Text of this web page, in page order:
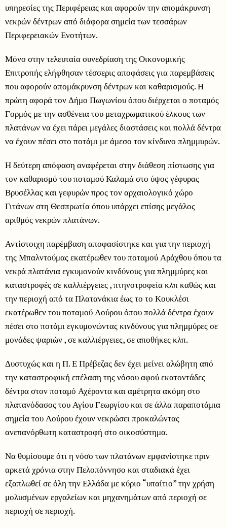
υπηρεσίες της Περιφέρειας και αφορούν την απομάκρυνση
νεκρών δέντρων από διάφορα σημεία των τεσσάρων
Περιφερειακών Ενοτήτων.
Μόνο στην τελευταία συνεδρίαση της Οικονομικής
Επιτροπής ελήφθησαν τέσσερις αποφάσεις για παρεμβάσεις
που αφορούν απομάκρυνση δέντρων και καθαρισμούς. Η
πρώτη αφορά τον Δήμο Πωγωνίου όπου διέρχεται ο ποταμός
Γορμός με την ασθένεια του μεταχρωματικού έλκους των
πλατάνων να έχει πάρει μεγάλες διαστάσεις και πολλά δέντρα
να έχουν πέσει στο ποτάμι με άμεσο τον κίνδυνο πλημμυρών.
Η δεύτερη απόφαση αναφέρεται στην διάθεση πίστωσης για
τον καθαρισμό του ποταμού Καλαμά στο ύψος γέφυρας
Βρυσέλλας και γεφυρών προς τον αρχαιολογικό χώρο
Γιτάνων στη Θεσπρωτία όπου υπάρχει επίσης μεγάλος
αριθμός νεκρών πλατάνων.
Αντίστοιχη παρέμβαση αποφασίστηκε και για την περιοχή
της Μπαλντούμας εκατέρωθεν του ποταμού Αράχθου όπου τα
νεκρά πλατάνια εγκυμονούν κινδύνους για πλημμύρες και
καταστροφές σε καλλιέργειες , πτηνοτροφεία κλπ καθώς και
την περιοχή από τα Πλατανάκια έως το το Κουκλέσι
εκατέρωθεν του ποταμού Λούρου όπου πολλά δέντρα έχουν
πέσει στο ποτάμι εγκυμονώντας κινδύνους για πλημμύρες σε
μονάδες ψαριών , σε καλλιέργειες, σε αποθήκες κλπ.
Δυστυχώς και η Π. Ε Πρέβεζας δεν έχει μείνει αλώβητη από
την καταστροφική επέλαση της νόσου αφού εκατοντάδες
δέντρα στον ποταμό Αχέροντα και αμέτρητα ακόμη στο
πλατανόδασος του Αγίου Γεωργίου και σε άλλα παραποτάμια
σημεία του Λούρου έχουν νεκρώσει προκαλώντας
ανεπανόρθωτη καταστροφή στο οικοσύστημα.
Να θυμίσουμε ότι η νόσο των πλατάνων εμφανίστηκε πριν
αρκετά χρόνια στην Πελοπόννησο και σταδιακά έχει
εξαπλωθεί σε όλη την Ελλάδα με κύριο “υπαίτιο” την χρήση
μολυσμένων εργαλείων και μηχανημάτων από περιοχή σε
περιοχή σε περιοχή.